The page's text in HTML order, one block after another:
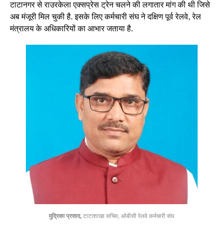
टाटानगर से राउरकेला एक्सप्रेस ट्रेन चलने की लगातार मांग की थी जिसे
अब मंजूरी मिल चुकी है. इसके लिए कर्मचारी संघ ने दक्षिण पूर्व रेलवे, रेल
मंत्रालय के अधिकारियों का आभार जताया है.
मुद्रिका प्रसाद, टाटाशाखा सचिव, ओबीसी रेलवे कर्मचारी संघ